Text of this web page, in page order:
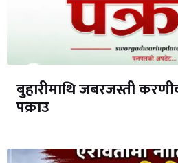
बुहारीमाथि जबरजस्ती
पक्राउ